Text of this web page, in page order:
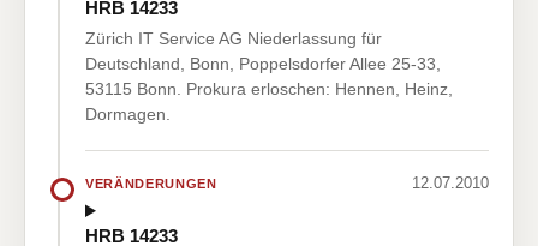
HRB 14233
Zürich IT Service AG Niederlassung für
Deutschland, Bonn, Poppelsdorfer Allee 25-33,
53115 Bonn. Prokura erloschen: Hennen, Heinz,
Dormagen.
VERÄNDERUNGEN 12.07.2010
HRB 14233